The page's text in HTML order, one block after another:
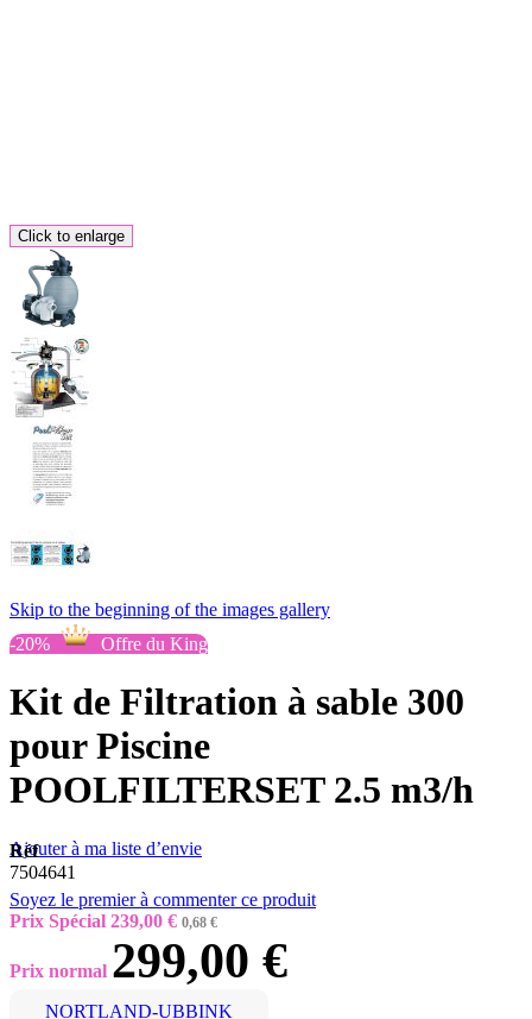
Click to enlarge
Skip to the beginning of the images gallery
-20%
Offre du King
Kit de Filtration à sable 300
pour Piscine
POOLFILTERSET 2.5 m3/h
Ajouter à ma liste d’envie
Réf
7504641
Soyez le premier à commenter ce produit
Prix Spécial 239,00 € 0,68 €
Prix normal 299,00 €
NORTLAND-UBBINK